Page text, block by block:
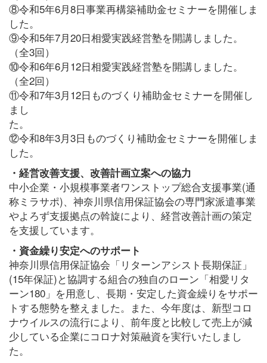
⑧令和5年6月8日事業再構築補助金セミナーを開催しま
した。
⑨令和5年7月20日相愛実践経営塾を開講しました。
（全3回）
⑩令和6年6月12日相愛実践経営塾を開講しました。
（全2回）
⑪令和7年3月12日ものづくり補助金セミナーを開催し
まし
⑫令和8年3月3日ものづくり補助金セミナーを開催しま
した。
・経営改善支援、改善計画立案への協力
中小企業・小規模事業者ワンストップ総合支援事業(通
称ミラサポ)、神奈川県信用保証協会の専門家派遣事業
やよろず支援拠点の斡旋により、経営改善計画の策定
を支援しています。
・資金繰り安定へのサポート
神奈川県信用保証協会「リターンアシスト長期保証」
(15年保証)と協調する組合の独自のローン「相愛リタ
ーン180」を用意し、長期・安定した資金繰りをサポー
トする態勢を整えました。また、今年度は、新型コロ
ナウイルスの流行により、前年度と比較して売上が減
少している企業にコロナ対策融資を実行いたしまし
た。